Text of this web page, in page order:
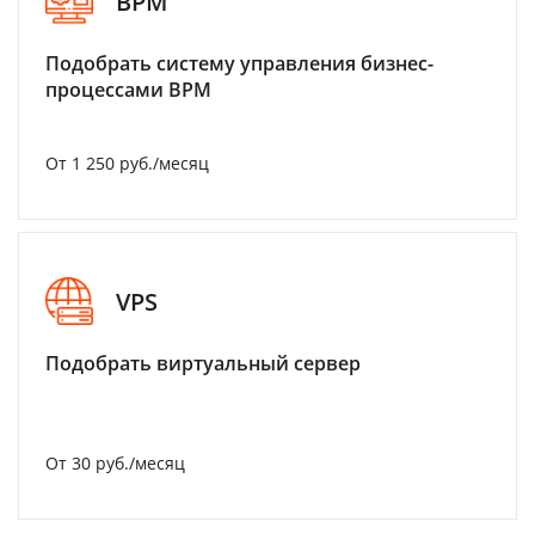
Подобрать систему управления бизнес-
процессами BPM
От 1 250 руб./месяц
VPS
Подобрать виртуальный сервер
От 30 руб./месяц